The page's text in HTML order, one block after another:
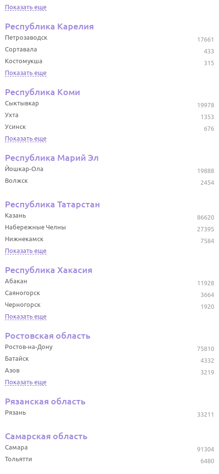
Показать еще
Республика Карелия
17661
Петрозаводск
433
Сортавала
315
Костомукша
Показать еще
Республика Коми
19978
Сыктывкар
1353
Ухта
676
Усинск
Показать еще
Республика Марий Эл
19888
Йошкар-Ола
2454
Волжск
Республика Татарстан
86620
Казань
27395
Набережные Челны
7584
Нижнекамск
Показать еще
Республика Хакасия
11928
Абакан
3664
Саяногорск
1920
Черногорск
Показать еще
Ростовская область
75810
Ростов-на-Дону
4332
Батайск
3219
Азов
Показать еще
Рязанская область
33211
Рязань
Самарская область
91304
Самара
6480
Тольятти